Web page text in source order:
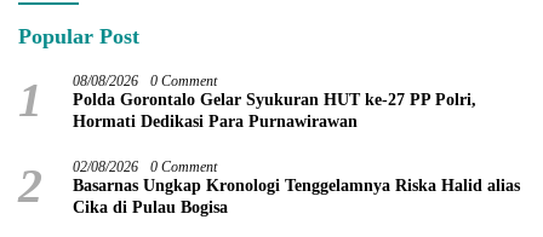
Popular Post
1 08/08/2026 0 Comment
Polda Gorontalo Gelar Syukuran HUT ke-27 PP Polri,
Hormati Dedikasi Para Purnawirawan
2 02/08/2026 0 Comment
Basarnas Ungkap Kronologi Tenggelamnya Riska Halid alias
Cika di Pulau Bogisa